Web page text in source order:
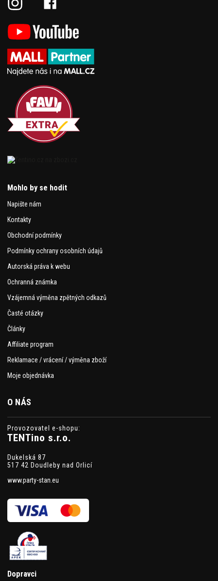
Mohlo by se hodit
Napište nám
Kontakty
Obchodní podmínky
Podmínky ochrany osobních údajů
Autorská práva k webu
Ochranná známka
Vzájemná výměna zpětných odkazů
Časté otázky
Články
Affiliate program
Reklamace / vrácení / výměna zboží
Moje objednávka
O NÁS
Provozovatel e-shopu:
TENTino s.r.o.
Dukelská 87
517 42 Doudleby nad Orlicí
www.party-stan.eu
Dopravci